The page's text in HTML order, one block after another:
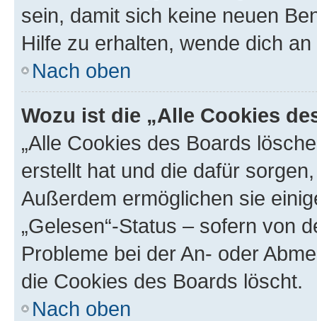
sein, damit sich keine neuen
Hilfe zu erhalten, wende dich
Nach oben
Wozu ist die „Alle Cookies
„Alle Cookies des Boards
erstellt hat und die dafür
Außerdem ermöglichen sie
„Gelesen“-Status – sofern von
Probleme bei der An- oder
die Cookies des Boards löscht.
Nach oben